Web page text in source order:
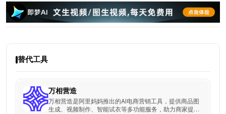
替代工具
万相营造
万相营造是阿里妈妈推出的AI电商营销工具，提供商品图
生成、视频制作、智能试衣等多功能服务，助力商家提升